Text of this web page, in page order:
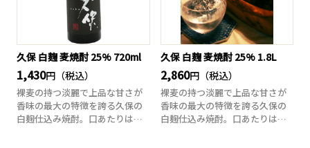
久保 白麹 麦焼酎 25% 720ml
1,430円（税込）
裸麦の持つ淡麗で上品な甘さが
香味の最大の特徴を誇る久保の
白麹仕込み焼酎。口あたりは柔
久保 白麹 麦焼酎 25% 1.8L
2,860円（税込）
裸麦の持つ淡麗で上品な甘さが
香味の最大の特徴を誇る久保の
白麹仕込み焼酎。口あたりは柔